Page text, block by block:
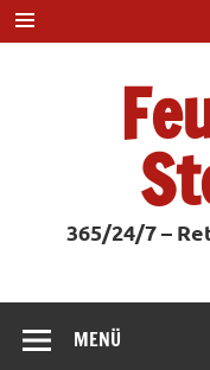
Zum
Inhalt
springen
365/24/7 –
MENÜ